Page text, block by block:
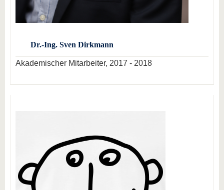
Dr.-Ing. Sven Dirkmann
Akademischer Mitarbeiter, 2017 - 2018